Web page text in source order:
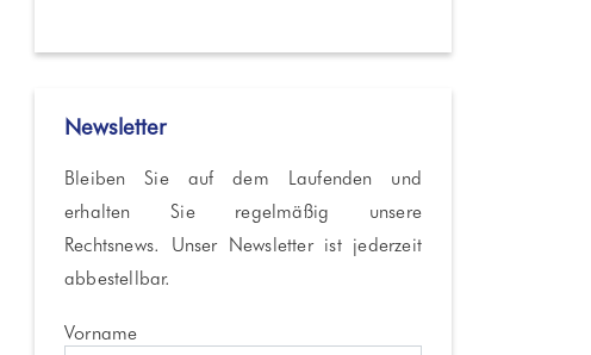
Newsletter
Bleiben Sie auf dem Laufenden und
erhalten Sie regelmäßig unsere
Rechtsnews. Unser Newsletter ist jederzeit
abbestellbar.
Vorname